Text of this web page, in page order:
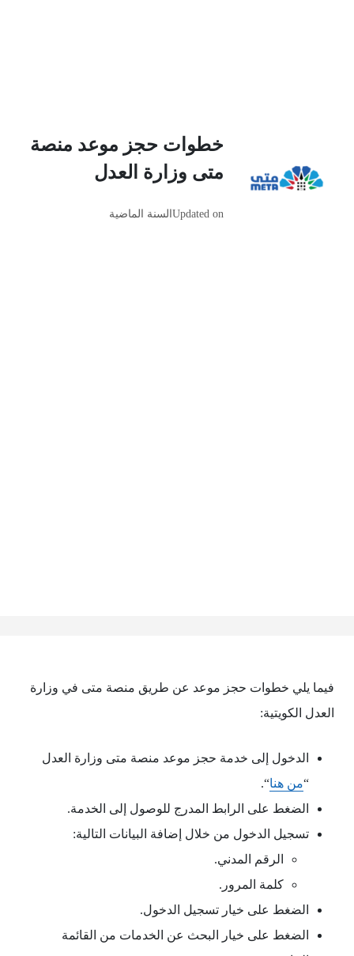
خطوات حجز موعد منصة
متى وزارة العدل
Updated onالسنة الماضية
فيما يلي خطوات حجز موعد عن طريق منصة متى في وزارة
العدل الكويتية:
الدخول إلى خدمة حجز موعد منصة متى وزارة العدل
“من هنا“.
الضغط على الرابط المدرج للوصول إلى الخدمة.
تسجيل الدخول من خلال إضافة البيانات التالية:
الرقم المدني.
كلمة المرور.
الضغط على خيار تسجيل الدخول.
الضغط على خيار البحث عن الخدمات من القائمة